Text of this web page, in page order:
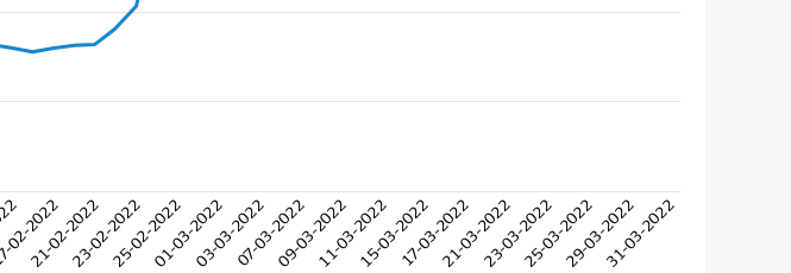
2022
21-02-202223-02-202225-02-202201-03-202203-03-202207-03-202209-03-202211-03-202215-03-202217-03-202221-03-202223-03-202225-03-202229-03-202231-03-2022